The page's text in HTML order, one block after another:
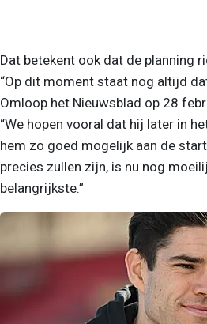
Dat betekent ook dat de planning
“Op dit moment staat nog altijd
Omloop het Nieuwsblad op 28
“We hopen vooral dat hij later in
hem zo goed mogelijk aan de
precies zullen zijn, is nu nog
belangrijkste.”